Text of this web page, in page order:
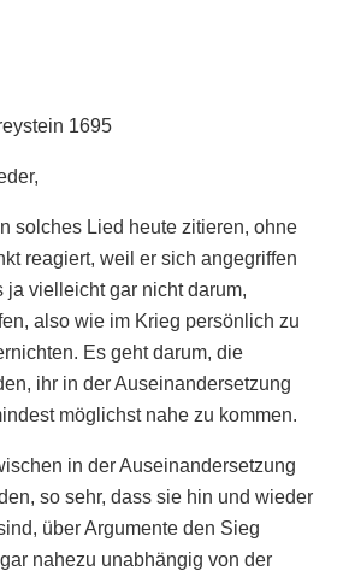
1695
solches Lied heute zitieren, ohne
reagiert, weil er sich angegriffen
ja vielleicht gar nicht darum,
also wie im Krieg persönlich zu
Es geht darum, die
ihr in der Auseinandersetzung
möglichst nahe zu kommen.
in der Auseinandersetzung
so sehr, dass sie hin und wieder
über Argumente den Sieg
nahezu unabhängig von der